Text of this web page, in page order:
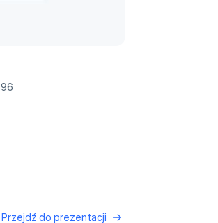
96
Przejdź do prezentacji